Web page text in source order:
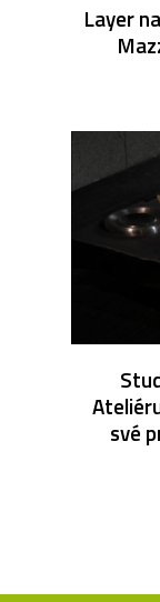
Layer
své